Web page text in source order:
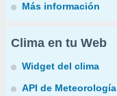
Más información
Clima en tu Web
Widget del clima
API de Meteorología